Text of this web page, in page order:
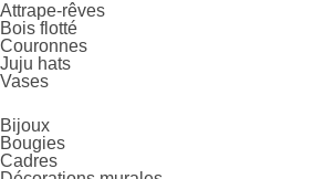
Attrape-rêves
Bois flotté
Couronnes
Juju hats
Vases
Bijoux
Bougies
Cadres